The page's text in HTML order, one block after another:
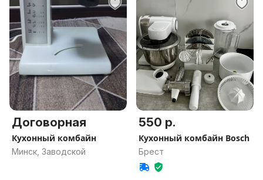
Договорная
Кухонный комбайн
Минск, Заводской
550 р.
Кухонный комбайн Bosch
Брест